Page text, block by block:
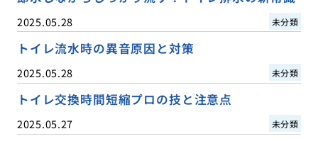
2025.05.28 未分類
トイレ流水時の異音原因と対策
2025.05.28 未分類
トイレ交換時間短縮プロの技と注意点
2025.05.27 未分類